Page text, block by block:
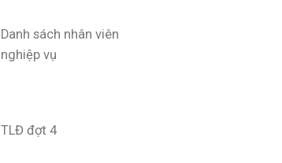
Danh sách nhân viên
nghiệp vụ
TLĐ đợt 4